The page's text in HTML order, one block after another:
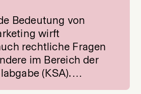
Bedeutung von
wirft
rechtliche Fragen
im Bereich der
(KSA).…